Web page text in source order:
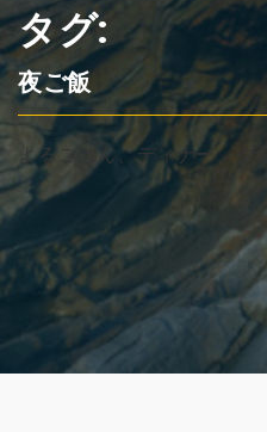
タグ:
夜ご飯
よるごはん、ディナー、夕食